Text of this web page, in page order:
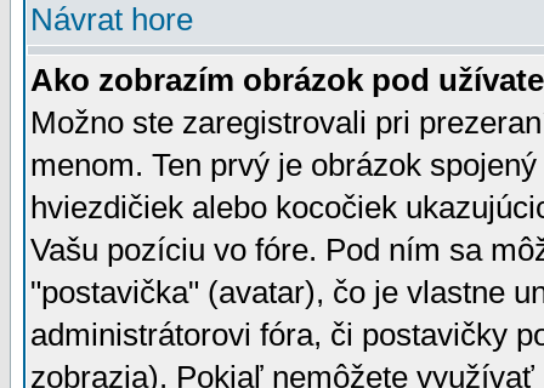
Návrat hore
Ako zobrazím obrázok pod
Možno ste zaregistrovali pri
menom. Ten prvý je obrázok
hviezdičiek alebo kocočiek
Vašu pozíciu vo fóre. Pod ním sa
"postavička" (avatar), čo je vlastne
administrátorovi fóra, či postavičky
zobrazia). Pokiaľ nemôžete